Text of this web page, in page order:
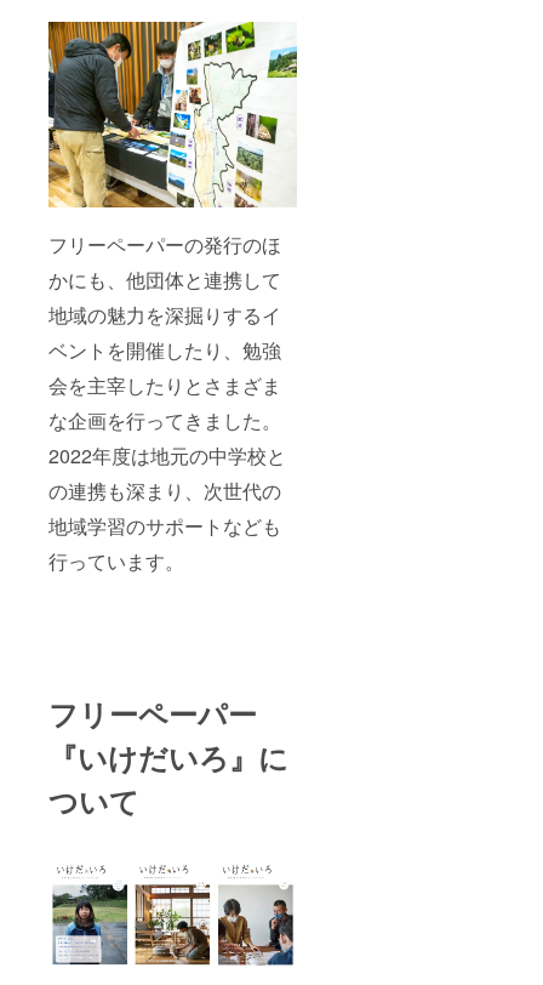
フリーペーパーの発行のほ
かにも、他団体と連携して
地域の魅力を深掘りするイ
ベントを開催したり、勉強
会を主宰したりとさまざま
な企画を行ってきました。
2022年度は地元の中学校と
の連携も深まり、次世代の
地域学習のサポートなども
行っています。
フリーペーパー
『いけだいろ』に
ついて